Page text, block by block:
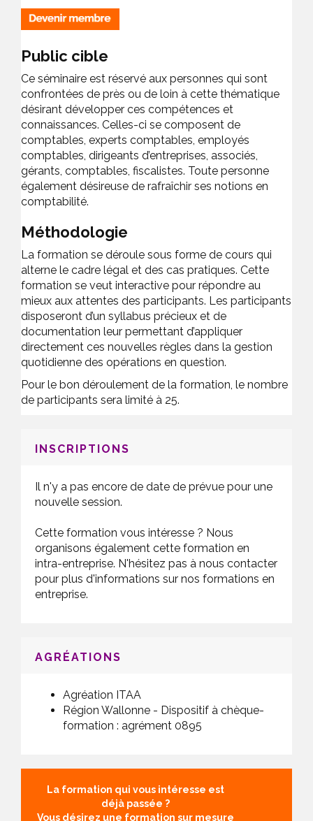
Public cible
Ce séminaire est réservé aux personnes qui sont
confrontées de près ou de loin à cette thématique
désirant développer ces compétences et
connaissances. Celles-ci se composent de
comptables, experts comptables, employés
comptables, dirigeants d’entreprises, associés,
gérants, comptables, fiscalistes. Toute personne
également désireuse de rafraîchir ses notions en
comptabilité.
Méthodologie
La formation se déroule sous forme de cours qui
alterne le cadre légal et des cas pratiques. Cette
formation se veut interactive pour répondre au
mieux aux attentes des participants. Les participants
disposeront d’un syllabus précieux et de
documentation leur permettant d’appliquer
directement ces nouvelles règles dans la gestion
quotidienne des opérations en question.
Pour le bon déroulement de la formation, le nombre
de participants sera limité à 25.
INSCRIPTIONS
Il n'y a pas encore de date de prévue pour une
nouvelle session.
Cette formation vous intéresse ? Nous
organisons également cette formation en
intra-entreprise. N'hésitez pas à nous contacter
pour plus d'informations sur nos formations en
entreprise.
AGRÉATIONS
Agréation ITAA
Région Wallonne - Dispositif à chèque-
formation : agrément 0895
La formation qui vous intéresse est
déjà passée ?
Vous désirez une formation sur mesure